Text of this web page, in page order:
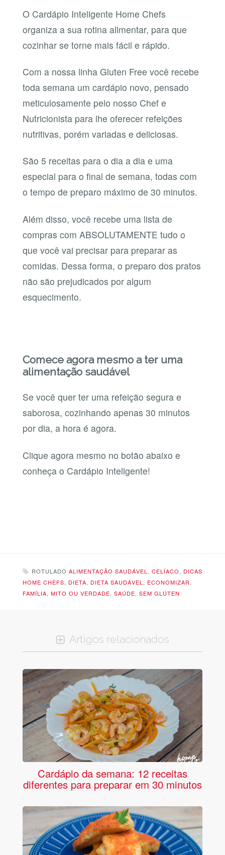
O Cardápio Inteligente Home Chefs
organiza a sua rotina alimentar, para que
cozinhar se torne mais fácil e rápido.
Com a nossa linha Gluten Free você recebe
toda semana um cardápio novo, pensado
meticulosamente pelo nosso Chef e
Nutricionista para lhe oferecer refeições
nutritivas, porém variadas e deliciosas.
São 5 receitas para o dia a dia e uma
especial para o final de semana, todas com
o tempo de preparo máximo de 30 minutos.
Além disso, você recebe uma lista de
compras com ABSOLUTAMENTE tudo o
que você vai precisar para preparar as
comidas. Dessa forma, o preparo dos pratos
não são prejudicados por algum
esquecimento.
Comece agora mesmo a ter uma
alimentação saudável
Se você quer ter uma refeição segura e
saborosa, cozinhando apenas 30 minutos
por dia, a hora é agora.
Clique agora mesmo no botão abaixo e
conheça o Cardápio Inteligente!
ROTULADO ALIMENTAÇÃO SAUDÁVEL , CELÍACO, DICAS
HOME CHEFS, DIETA, DIETA SAUDÁVEL , ECONOMIZAR,
FAMÍLIA, MITO OU VERDADE, SAÚDE, SEM GLÚTEN
Artigos relacionados
Cardápio da semana: 12 receitas
diferentes para preparar em 30 minutos